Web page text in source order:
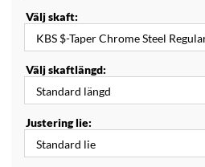
Välj skaft:
Välj skaftlängd:
Justering lie: